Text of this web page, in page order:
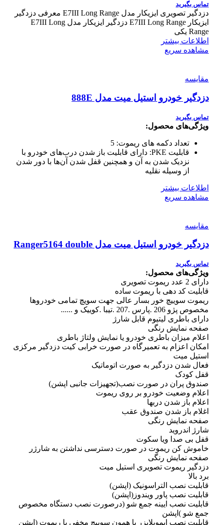
تماس بگیرید
دزدگیر تصویری ایزیکار مدل E7III Long Range معرفی دزدگیر
ایزیکار E7III Long Range دزدگیر ایزیکار مدل E7III Long
Range یکی
اطلاعات بیشتر
مشاهده سریع
مقایسه
دزدگیر خودرو استیل میت مدل 888E
تماس بگیرید
ویژگی‌های محصول:
تعداد دکمه های ریموت: 5
قابلیت PKE:
دارای قابلیت باز شدن درب‌های خودرو با
نزدیک شدن به آن و همچنین قفل شدن آن‌ها با دور شدن
از وسیله نقلیه
اطلاعات بیشتر
مشاهده سریع
مقایسه
دزدگیر خودرو استیل میت مدل Ranger5164 double
تماس بگیرید
ویژگی‌های محصول:
دارای 2 عدد ریموت تصویری
قابلیت کد دهی با ریموت ساده
ریموت سوییچ خور بسار عالی جهت سویچ تمامی خودروها
مخصوص پژو 206 .پارس .207 .تیبا .کوییک و ......
دارای باطری لیتیوم قابل شارژ
صفحه نمایش رنگی
اعلام میزان باطری خودرو یا نمایش ولتاژ باطری
امکان اعزام به تعمیرگاه در صورت خرابی کیت دزدگیر مرکزی
استیل میت
فعال شدن دزدگیر به صورت اتوماتیک
قفل کودک
صندوق پران در صورت نصب(تجهیزات جانبی اپشن)
اعلام وضعیت خودرو بر روی ریموت
اعلام باز شدن دربها
اغلام باز شدن صندوق عقب
صفحه نمایش رنگی
شارژ اندروید
قفل بی صدا ویا سکوت
خاموش کن ریموت در صورت دسترسی نداشتن به شارژر
صفحه نمایش رنگی
دزدگیر ریموت تصویری استیل میت
برد بالا
قابلیت نصب التراسونیک (اپشن)
قابلیت نصب پاور ویندوز(اپشن)
قابلیت نصب ایینه جمع شو (درصورت نصب دستگاه مخصوص
جمع شو )اپشن
قابلیت نصب ایموبلایزر یا همون سوییچ مخفی با ریموت (اپشن